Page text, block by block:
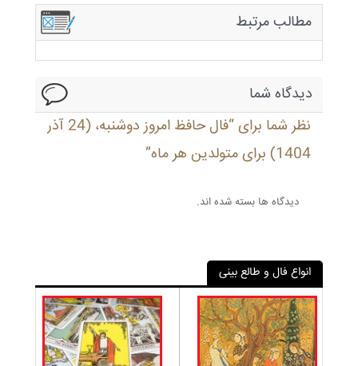
مطالب مرتبط
دیدگاه شما
نظر شما برای “فال حافظ امروز دوشنبه، (24 آذر
1404) برای متولدین هر ماه”
دیدگاه ها بسته شده اند.
انواع فال و طالع بینی